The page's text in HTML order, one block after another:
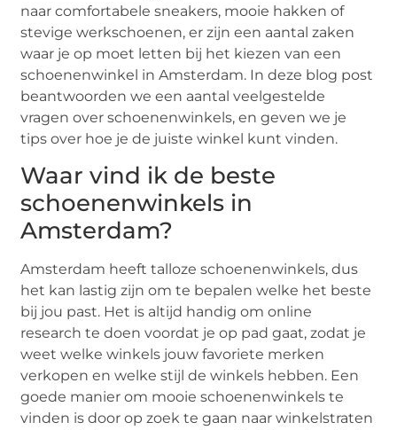
naar comfortabele sneakers, mooie hakken of
stevige werkschoenen, er zijn een aantal zaken
waar je op moet letten bij het kiezen van een
schoenenwinkel in Amsterdam. In deze blog post
beantwoorden we een aantal veelgestelde
vragen over schoenenwinkels, en geven we je
tips over hoe je de juiste winkel kunt vinden.
Waar vind ik de beste
schoenenwinkels in
Amsterdam?
Amsterdam heeft talloze schoenenwinkels, dus
het kan lastig zijn om te bepalen welke het beste
bij jou past. Het is altijd handig om online
research te doen voordat je op pad gaat, zodat je
weet welke winkels jouw favoriete merken
verkopen en welke stijl de winkels hebben. Een
goede manier om mooie schoenenwinkels te
vinden is door op zoek te gaan naar winkelstraten